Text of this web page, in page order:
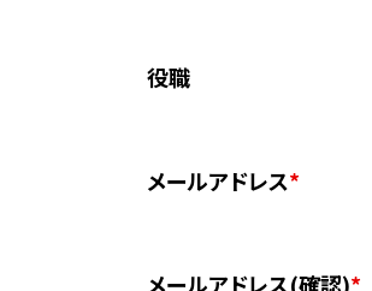
役職
メールアドレス*
メールアドレス(確認)*